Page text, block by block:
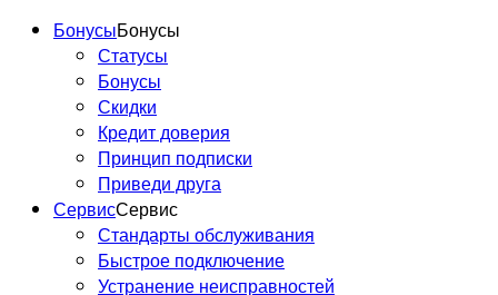
БонусыБонусы
Статусы
Бонусы
Скидки
Кредит доверия
Принцип подписки
Приведи друга
СервисСервис
Стандарты обслуживания
Быстрое подключение
Устранение неисправностей